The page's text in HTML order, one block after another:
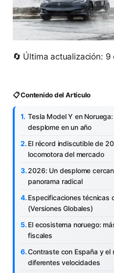
🔄 Última actualización:
📋 Contenido del Artículo
Tesla Model Y en
desplome en un año
El récord indiscutible de
locomotora del mercado
2026: Un desplome
panorama radical
Especificaciones técnicas
(Versiones Globales)
El ecosistema noruego:
fiscales
Contraste con España y el
diferentes velocidades